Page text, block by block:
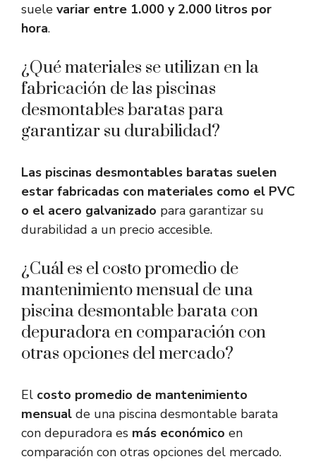
suele variar entre 1.000 y 2.000 litros por
hora.
¿Qué materiales se utilizan en la
fabricación de las piscinas
desmontables baratas para
garantizar su durabilidad?
Las piscinas desmontables baratas suelen
estar fabricadas con materiales como el PVC
o el acero galvanizado para garantizar su
durabilidad a un precio accesible.
¿Cuál es el costo promedio de
mantenimiento mensual de una
piscina desmontable barata con
depuradora en comparación con
otras opciones del mercado?
El costo promedio de mantenimiento
mensual de una piscina desmontable barata
con depuradora es más económico en
comparación con otras opciones del mercado.